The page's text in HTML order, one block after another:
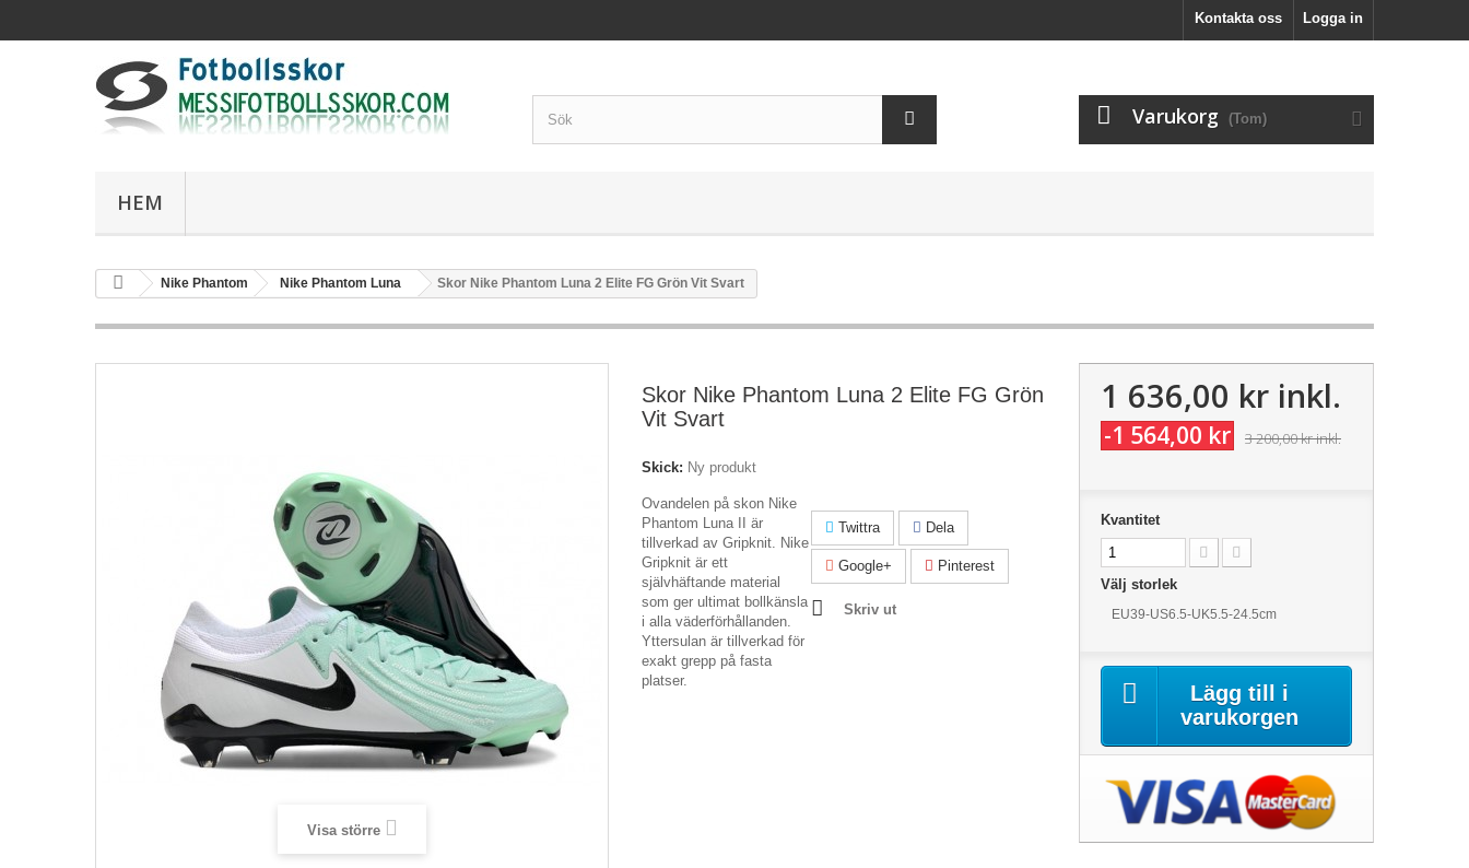
Logga in
Kontakta oss
Varukorg (Tom)
HEM
Nike Phantom Nike Phantom Luna Skor Nike Phantom Luna 2 Elite FG Grön Vit Svart
Visa större
Skor Nike Phantom Luna 2 Elite FG Grön
Vit Svart
Skick: Ny produkt
Ovandelen på skon Nike
Phantom Luna II är
tillverkad av Gripknit. Nike
Gripknit är ett
självhäftande material
som ger ultimat bollkänsla
i alla väderförhållanden.
Yttersulan är tillverkad för
exakt grepp på fasta
platser.
Twittra Dela
Google+ Pinterest
Skriv ut
1 636,00 krinkl.
-1 564,00 kr 3 200,00 krinkl.
Kvantitet
Välj storlek
EU39-US6.5-UK5.5-24.5cm
Lägg till i
varukorgen